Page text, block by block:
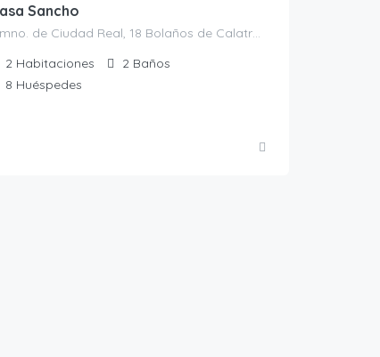
Sancho
Cmno. de Ciudad Real, 18 Bolaños de Calatrava, Bolaños de Calatrava, Casas rurales en Ciudad Real, España
2 Habitaciones 2 Baños
8 Huéspedes